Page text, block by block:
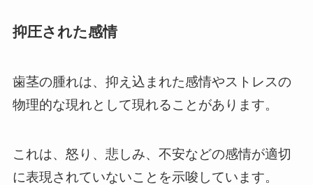
抑圧された感情
歯茎の腫れは、抑え込まれた感情やストレスの
物理的な現れとして現れることがあります。
これは、怒り、悲しみ、不安などの感情が適切
に表現されていないことを示唆しています。